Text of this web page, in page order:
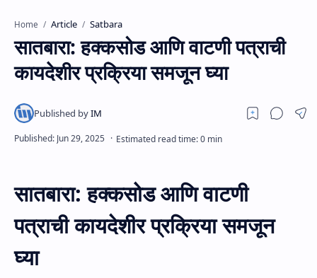
Home Article Satbara
सातबारा: हक्कसोड आणि वाटणी पत्राची
कायदेशीर प्रक्रिया समजून घ्या
सातबारा: हक्कसोड आणि वाटणी
पत्राची कायदेशीर प्रक्रिया समजून
घ्या